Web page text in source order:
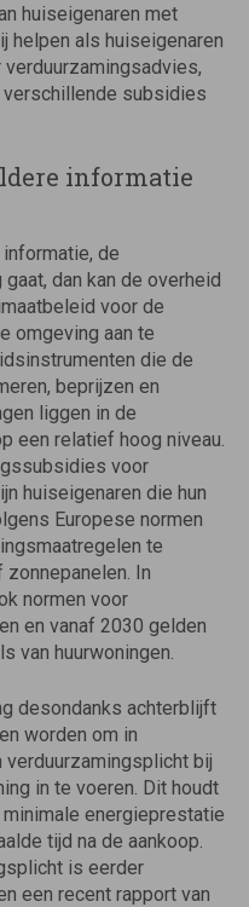
huiseigenaren met
helpen als huiseigenaren
verschillende subsidies
informatie
de
dan kan de overheid
voor de
omgeving aan te
die de
beprijzen en
liggen in de
een relatief hoog niveau.
voor
huiseigenaren die hun
Europese normen
te
In
normen voor
en vanaf 2030 gelden
van huurwoningen.
desondanks achterblijft
worden om in
bij
in te voeren. Dit houdt
energieprestatie
tijd na de aankoop.
is eerder
een recent rapport van